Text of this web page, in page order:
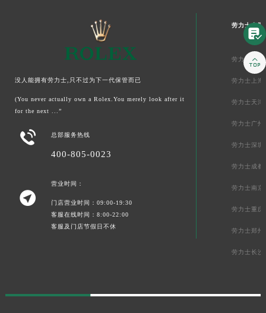
没人能拥有劳力士,只不过为下一代保管而已
(You never actually own a Rolex.You merely look after it
for the next ...”
 总部服务热线
400-805-0023

营业时间：
门店营业时间：09:00-19:30
客服在线时间：8:00-22:00
客服及门店节假日不休
劳力士中国
劳力士北京
劳力士上海
劳力士天津
劳力士广州
劳力士深圳
劳力士成都
劳力士南京
劳力士重庆
劳力士郑州
劳力士长沙

